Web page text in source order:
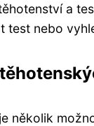
a
test nebo
několik